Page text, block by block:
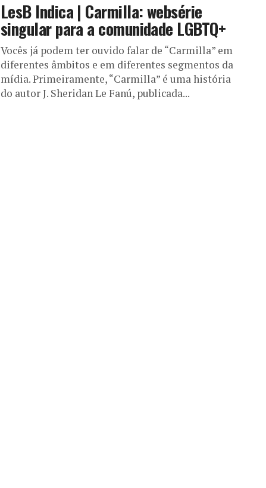
LesB Indica | Carmilla: websérie
singular para a comunidade LGBTQ+
Vocês já podem ter ouvido falar de “Carmilla” em
diferentes âmbitos e em diferentes segmentos da
mídia. Primeiramente, “Carmilla” é uma história
do autor J. Sheridan Le Fanú, publicada...